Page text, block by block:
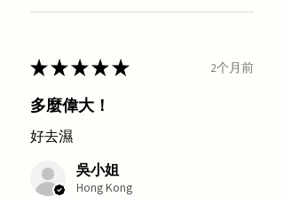
★★★★★ 2个月前
多麼偉大！
好去濕
吳小姐
Hong Kong